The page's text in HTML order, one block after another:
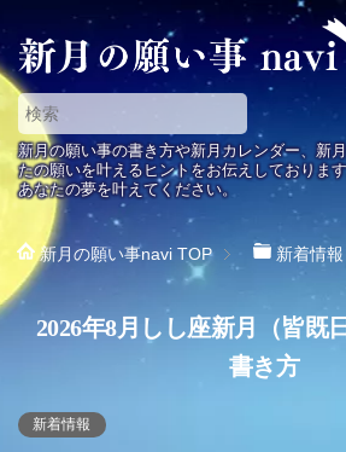
新月の願い事の書き方や新月カレンダー、新
たの願いを叶えるヒントをお伝えしておりま
あなたの夢を叶えてください。
新月の願い事navi TOP 新着情報
2026年8月しし座新月（皆既
書き方
新着情報